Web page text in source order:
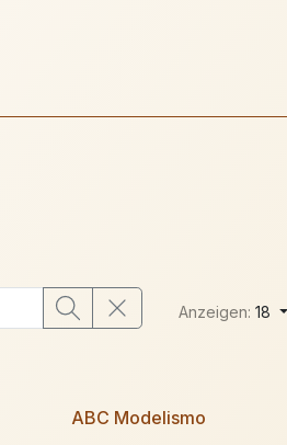
Anzeigen:18
ABC Modelismo